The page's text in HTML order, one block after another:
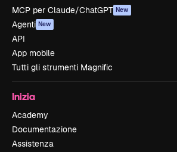
MCP per Claude/ChatGPT New
Agenti New
API
App mobile
Tutti gli strumenti Magnific
Inizia
Academy
Documentazione
Assistenza